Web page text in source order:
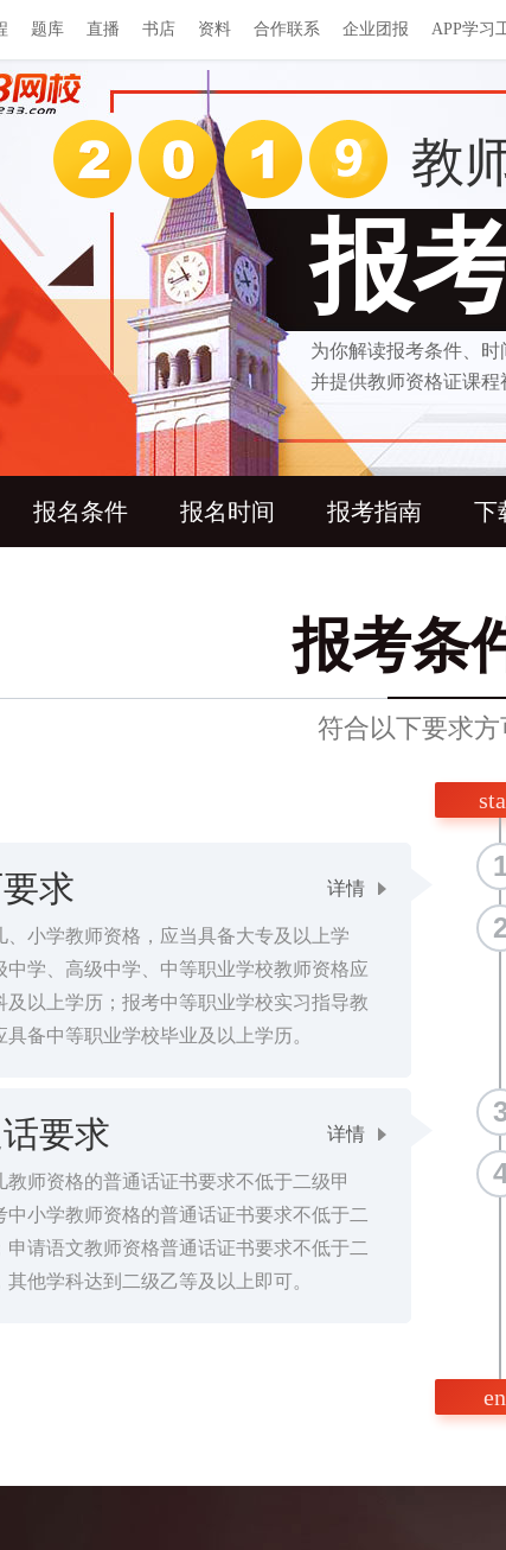
题库 直播 书店 资料 合作联系 企业团报 APP学习
教
报
为你解读报考条件、时
并提供教师资格证课程
报名条件 报名时间 报考指南 下
报考条
符合以下要求
求 详情
、小学教师资格，应当具备大专及以上学
中学、高级中学、中等职业学校教师资格应
及以上学历；报考中等职业学校实习指导教
具备中等职业学校毕业及以上学历。
要求 详情
教师资格的普通话证书要求不低于二级甲
中小学教师资格的普通话证书要求不低于二
申请语文教师资格普通话证书要求不低于二
其他学科达到二级乙等及以上即可。